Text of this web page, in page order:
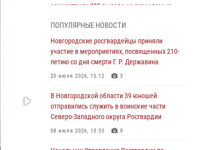
осуществили 203 выезда на охраняемые
Радиоэфир программы "Новости дня" на
радио "Радио53" от 30 июля 2026 года.
Новгородские призывники приняли присягу в
Росгвардии.
30 июля 2026, 16:00 1
В Великом Новгороде сотрудники центра
Росгвардии провели телефонную «горячую
ПОПУЛЯРНЫЕ НОВОСТИ
Новгородские росгвардейцы приняли
участие в мероприятиях, посвященных 210-
летию со дня смерти Г. Р. Державина
20 июля 2026, 15:12 3
В Новгородской области 39 юношей
отправились служить в воинские части
Северо-Западного округа Росгвардии
08 июля 2026, 13:53 9